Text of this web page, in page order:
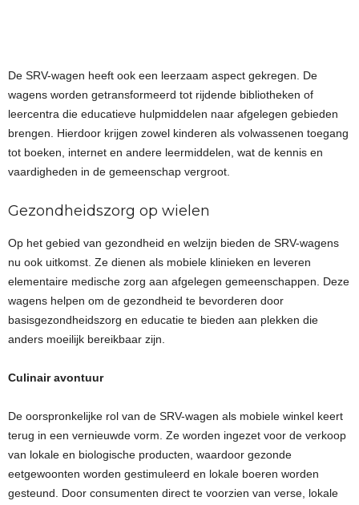
De SRV-wagen heeft ook een leerzaam aspect gekregen. De
wagens worden getransformeerd tot rijdende bibliotheken of
leercentra die educatieve hulpmiddelen naar afgelegen gebieden
brengen. Hierdoor krijgen zowel kinderen als volwassenen toegang
tot boeken, internet en andere leermiddelen, wat de kennis en
vaardigheden in de gemeenschap vergroot.
Gezondheidszorg op wielen
Op het gebied van gezondheid en welzijn bieden de SRV-wagens
nu ook uitkomst. Ze dienen als mobiele klinieken en leveren
elementaire medische zorg aan afgelegen gemeenschappen. Deze
wagens helpen om de gezondheid te bevorderen door
basisgezondheidszorg en educatie te bieden aan plekken die
anders moeilijk bereikbaar zijn.
Culinair avontuur
De oorspronkelijke rol van de SRV-wagen als mobiele winkel keert
terug in een vernieuwde vorm. Ze worden ingezet voor de verkoop
van lokale en biologische producten, waardoor gezonde
eetgewoonten worden gestimuleerd en lokale boeren worden
gesteund. Door consumenten direct te voorzien van verse, lokale